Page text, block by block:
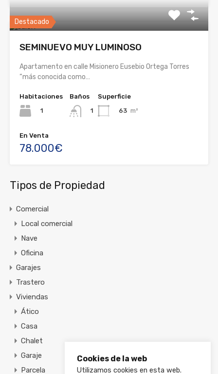
Destacado
SEMINUEVO MUY LUMINOSO
Apartamento en calle Misionero Eusebio Ortega Torres
“más conocida como…
Habitaciones
1
Baños
1
Superficie
63 m²
En Venta
78.000€
Tipos de Propiedad
Comercial
Local comercial
Nave
Oficina
Garajes
Trastero
Viviendas
Ático
Casa
Chalet
Garaje
Parcela
Cookies de la web
Utilizamos cookies en esta web.